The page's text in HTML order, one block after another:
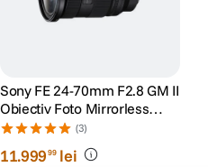
Sony FE 24-70mm F2.8 GM II
Obiectiv Foto Mirrorless
Montura Sony E
(3)
11.99999 lei